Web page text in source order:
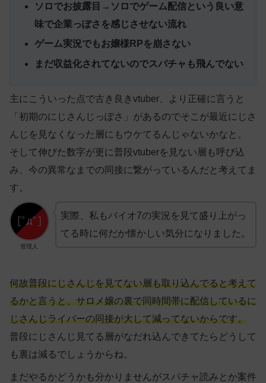
ソロでお披露目→ソロでゲーム配信という良い意
味で企業っぽさを感じさせない流れ
ゲーム実況でもお嬢様RPを崩さない
まだ収益化されてないのでスパチャも飛んでない
主にこういった点で古き良きvtuber、より正確に言うと
「初期のにじさんじっぽさ」があるのでそこが最近にじさ
んじを見なくなった層にもウケてるんじゃないかなと。
そして伸びた数字が更に普段vtuberを見ない層も呼び込
み、今の異常なまでの同接に繋がっているんだと考えてま
す。
管理人
実際、私もバイオ7の実況を見て盛り上がっ
てる時に何だか懐かしい気分になりました。
何故普段にじさんじを見てない層も取り込んでると考えて
るかと言うと、サロメ嬢の裏で同時間帯に配信しているに
じさんじライバーの同接が大して減ってないからです。
普段にじさんじ見てる層がなだれ込んできてたらどうして
も裏は減るでしょうからね。
まだやるかどうかも分かりませんがスパチャ読みとか案件